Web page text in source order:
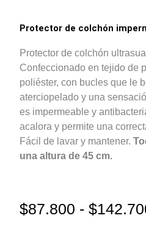
Protector de colchón
Protector de colchón
Confeccionado en tejido de
poliéster, con bucles que le
aterciopelado y una
es impermeable y
acalora y permite una
Fácil de lavar y mantener.
una altura de 45 cm.
$87.800 - $